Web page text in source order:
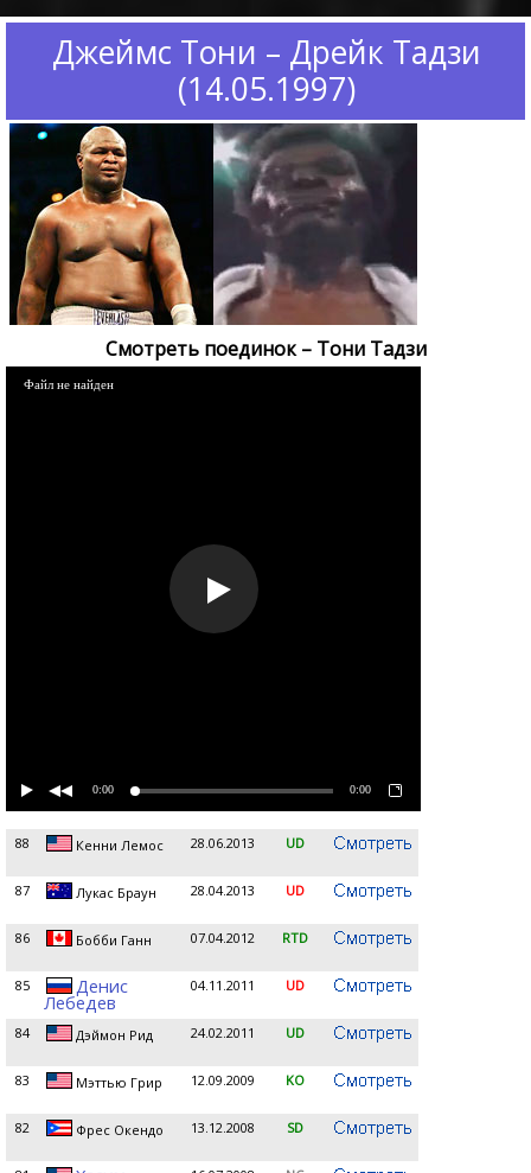
Джеймс Тони – Дрейк Тадзи
(14.05.1997)
Смотреть поединок – Тони Тадзи
Файл не найден
0:00 0:00
88 Кенни Лемос 28.06.2013 UD
87 Лукас Браун 28.04.2013 UD
86 Бобби Ганн 07.04.2012 RTD
85 Денис
Лебедев
04.11.2011 UD
84 Дэймон Рид 24.02.2011 UD
83 Мэттью Грир 12.09.2009 KO
82 Фрес Окендо 13.12.2008 SD